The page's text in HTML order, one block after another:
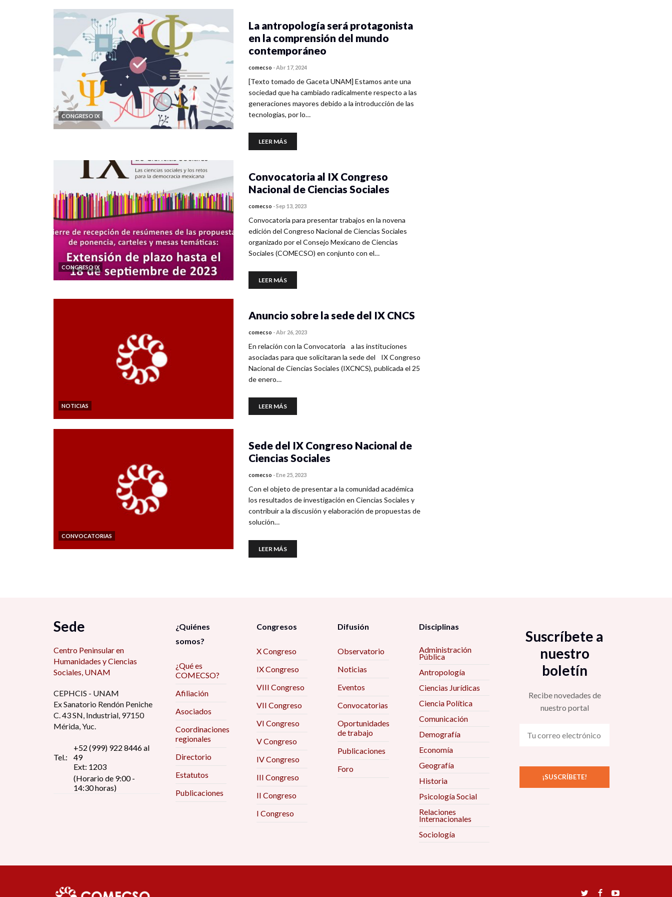
CONGRESO IX
La antropología será protagonista
en la comprensión del mundo
contemporáneo
comecso -Abr 17, 2024
[Texto tomado de Gaceta UNAM] Estamos ante una
sociedad que ha cambiado radicalmente respecto a las
generaciones mayores debido a la introducción de las
tecnologías, por lo…
LEER MÁS
CONGRESO IX
Convocatoria al IX Congreso
Nacional de Ciencias Sociales
comecso -Sep 13, 2023
Convocatoria para presentar trabajos en la novena
edición del Congreso Nacional de Ciencias Sociales
organizado por el Consejo Mexicano de Ciencias
Sociales (COMECSO) en conjunto con el…
LEER MÁS
NOTICIAS
Anuncio sobre la sede del IX CNCS
comecso -Abr 26, 2023
En relación con la Convocatoria a las instituciones
asociadas para que solicitaran la sede del IX Congreso
Nacional de Ciencias Sociales (IXCNCS), publicada el 25
de enero…
LEER MÁS
CONVOCATORIAS
Sede del IX Congreso Nacional de
Ciencias Sociales
comecso -Ene 25, 2023
Con el objeto de presentar a la comunidad académica
los resultados de investigación en Ciencias Sociales y
contribuir a la discusión y elaboración de propuestas de
solución…
LEER MÁS
Sede
Centro Peninsular en
Humanidades y Ciencias
Sociales, UNAM
CEPHCIS - UNAM
Ex Sanatorio Rendón Peniche
C. 43 SN, Industrial, 97150
Mérida, Yuc.
Tel.:
+52 (999) 922 8446 al
49
Ext: 1203
(Horario de 9:00 -
14:30 horas)
¿Quiénes
somos?
¿Qué es
COMECSO?
Afiliación
Asociados
Coordinaciones
regionales
Directorio
Estatutos
Publicaciones
Congresos
X Congreso
IX Congreso
VIII Congreso
VII Congreso
VI Congreso
V Congreso
IV Congreso
III Congreso
II Congreso
I Congreso
Difusión
Observatorio
Noticias
Eventos
Convocatorias
Oportunidades
de trabajo
Publicaciones
Foro
Disciplinas
Administración
Pública
Antropología
Ciencias Jurídicas
Ciencia Política
Comunicación
Demografía
Economía
Geografía
Historia
Psicología Social
Relaciones
Internacionales
Sociología
Suscríbete a
nuestro
boletín
Recibe novedades de
nuestro portal